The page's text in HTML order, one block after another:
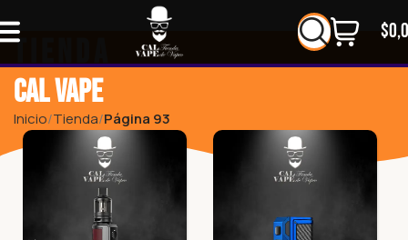
$
Tienda
CAL VAPE
Inicio Tienda Página 93